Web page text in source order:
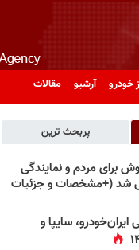
خودرو آرشیو مقالات
پربحث ترین
برای مردم و نمایندگی
شد (+مشخصات و جزئیات
سایپا و